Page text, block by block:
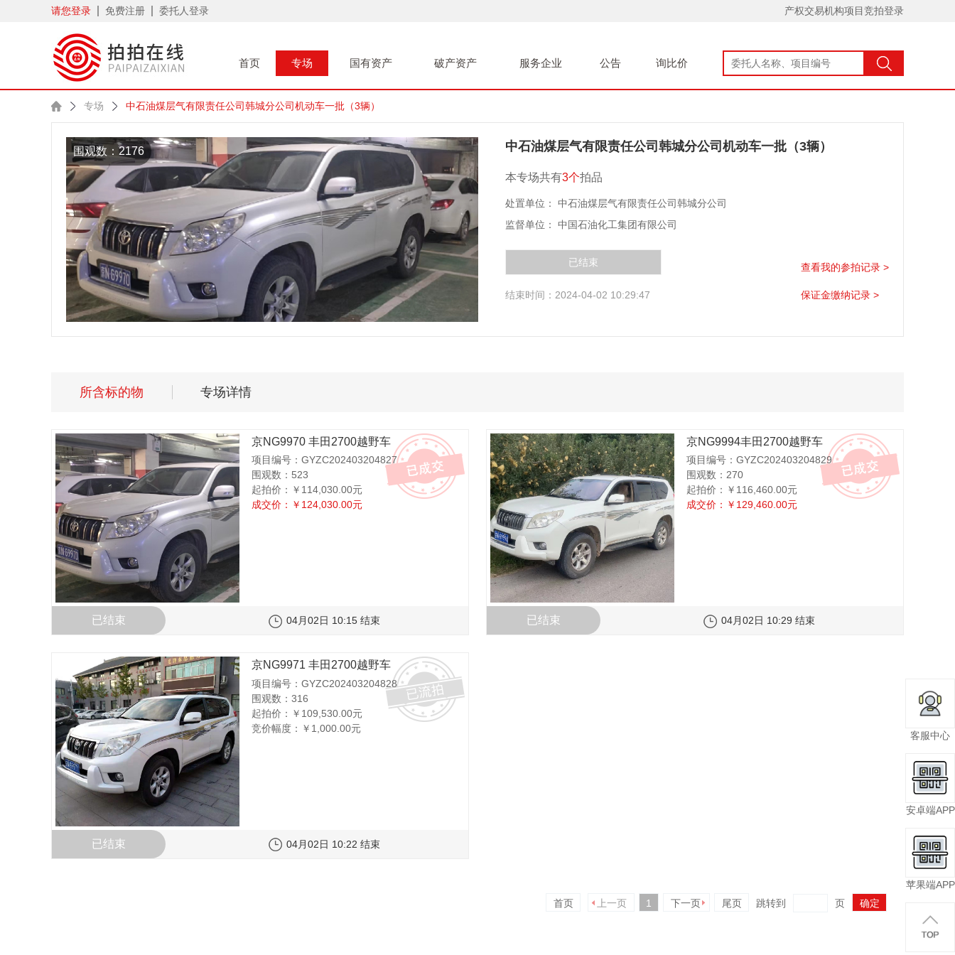
请您登录 免费注册 委托人登录 产权交易机构项目竞拍登录
首页 专场 国有资产 破产资产 服务企业 公告 询比价
专场 中石油煤层气有限责任公司韩城分公司机动车一批（3辆）
中石油煤层气有限责任公司韩城分公司机动车一批（3辆）
本专场共有3个拍品
处置单位： 中石油煤层气有限责任公司韩城分公司
监督单位： 中国石油化工集团有限公司
已结束
结束时间：2024-04-02 10:29:47
查看我的参拍记录 >
保证金缴纳记录 >
围观数：2176
所含标的物 专场详情
京NG9970 丰田2700越野车
项目编号：GYZC202403204827
围观数：523
起拍价： ￥114,030.00元
成交价： ￥124,030.00元
已结束 04月02日 10:15 结束
京NG9994丰田2700越野车
项目编号：GYZC202403204829
围观数：270
起拍价： ￥116,460.00元
成交价： ￥129,460.00元
已结束 04月02日 10:29 结束
京NG9971 丰田2700越野车
项目编号：GYZC202403204828
围观数：316
起拍价： ￥109,530.00元
竞价幅度： ￥1,000.00元
已结束 04月02日 10:22 结束
首页 上一页 1 下一页 尾页 跳转到 页
客服中心
安卓端APP
苹果端APP